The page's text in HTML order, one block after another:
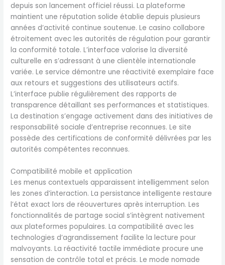
depuis son lancement officiel réussi. La plateforme
maintient une réputation solide établie depuis plusieurs
années d’activité continue soutenue. Le casino collabore
étroitement avec les autorités de régulation pour garantir
la conformité totale. L’interface valorise la diversité
culturelle en s’adressant à une clientèle internationale
variée. Le service démontre une réactivité exemplaire face
aux retours et suggestions des utilisateurs actifs.
L’interface publie régulièrement des rapports de
transparence détaillant ses performances et statistiques.
La destination s’engage activement dans des initiatives de
responsabilité sociale d’entreprise reconnues. Le site
possède des certifications de conformité délivrées par les
autorités compétentes reconnues.
Compatibilité mobile et application
Les menus contextuels apparaissent intelligemment selon
les zones d’interaction. La persistance intelligente restaure
l’état exact lors de réouvertures après interruption. Les
fonctionnalités de partage social s’intègrent nativement
aux plateformes populaires. La compatibilité avec les
technologies d’agrandissement facilite la lecture pour
malvoyants. La réactivité tactile immédiate procure une
sensation de contrôle total et précis. Le mode nomade